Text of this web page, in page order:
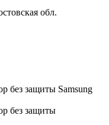
обл.
без защиты Samsung
без защиты